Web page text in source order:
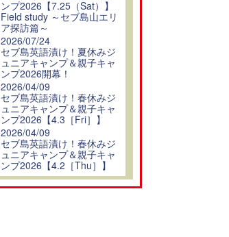
ンプ2026【7.25（Sat）】
Field study ～セブ島山エリ
ア探訪篇～
2026/07/24
セブ島英語漬け！夏休みジ
ュニアキャンプ＆親子キャ
ンプ2026開幕！
2026/04/09
セブ島英語漬け！春休みジ
ュニアキャンプ＆親子キャ
ンプ2026【4.3［Fri］】
2026/04/09
セブ島英語漬け！春休みジ
ュニアキャンプ＆親子キャ
ンプ2026【4.2［Thu］】